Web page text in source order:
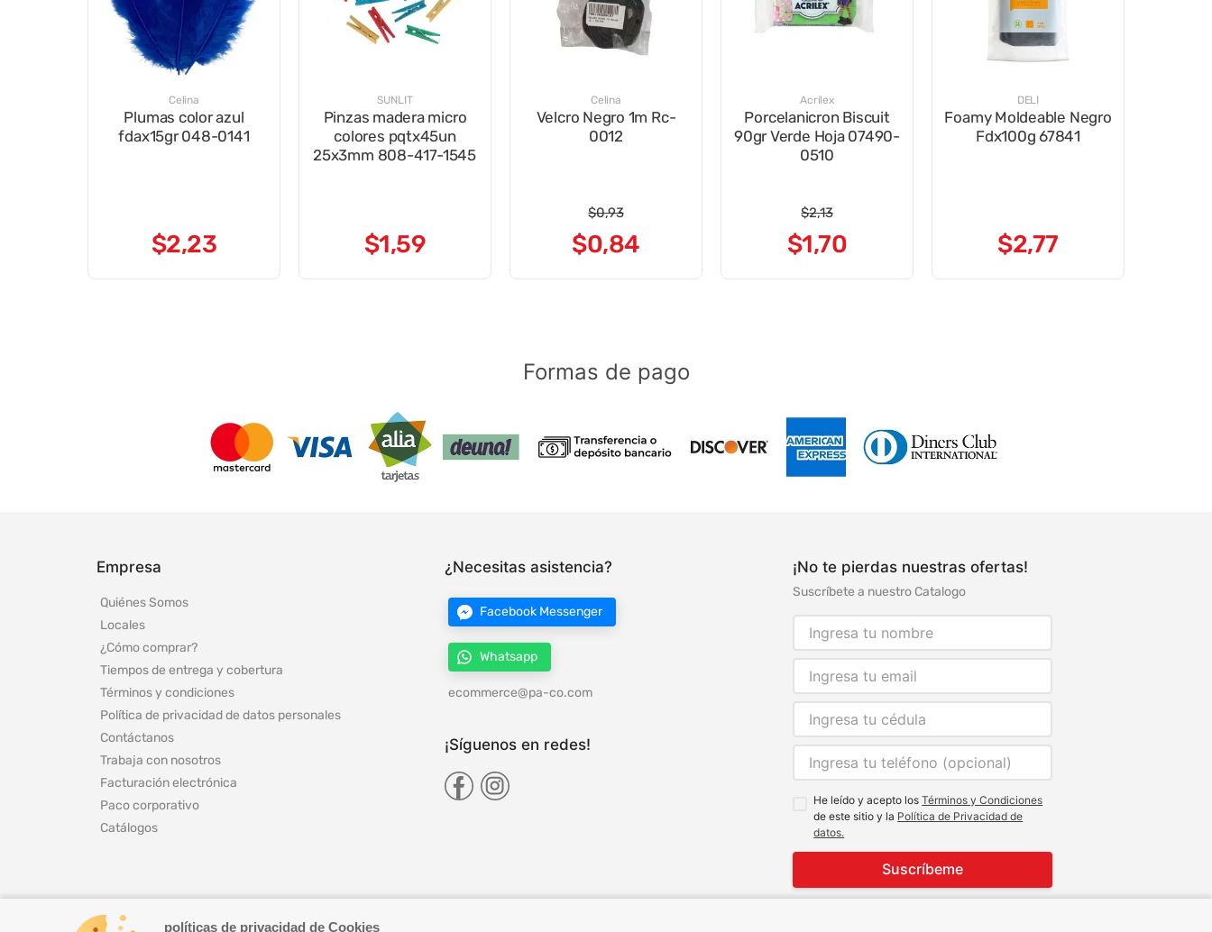
políticas de privacidad de Cookies
Celina
Plumas color azul
fdax15gr 048-0141
$2,23
SUNLIT
Pinzas madera micro
colores pqtx45un
25x3mm 808-417-1545
$1,59
Celina
Velcro Negro 1m Rc-
0012
$0,93
$0,84
Acrilex
Porcelanicron Biscuit
90gr Verde Hoja 07490-
0510
$2,13
$1,70
DELI
Foamy Moldeable Negro
Fdx100g 67841
$2,77
Formas de pago
Empresa
Quiénes Somos
Locales
¿Cómo comprar?
Tiempos de entrega y cobertura
Términos y condiciones
Política de privacidad de datos personales
Contáctanos
Trabaja con nosotros
Facturación electrónica
Paco corporativo
Catálogos
¿Necesitas asistencia?
Facebook Messenger
Whatsapp
ecommerce@pa-co.com
¡Síguenos en redes!
¡No te pierdas nuestras ofertas!
Suscríbete a nuestro Catalogo
He leído y acepto losTérminos y Condiciones
de este sitio y la Política de Privacidad de
datos.
Suscríbeme